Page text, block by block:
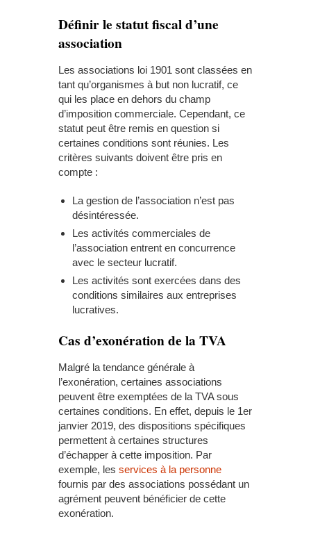
Définir le statut fiscal d’une
association
Les associations loi 1901 sont classées en
tant qu’organismes à but non lucratif, ce
qui les place en dehors du champ
d’imposition commerciale. Cependant, ce
statut peut être remis en question si
certaines conditions sont réunies. Les
critères suivants doivent être pris en
compte :
La gestion de l’association n’est pas
désintéressée.
Les activités commerciales de
l’association entrent en concurrence
avec le secteur lucratif.
Les activités sont exercées dans des
conditions similaires aux entreprises
lucratives.
Cas d’exonération de la TVA
Malgré la tendance générale à
l’exonération, certaines associations
peuvent être exemptées de la TVA sous
certaines conditions. En effet, depuis le 1er
janvier 2019, des dispositions spécifiques
permettent à certaines structures
d’échapper à cette imposition. Par
exemple, les services à la personne
fournis par des associations possédant un
agrément peuvent bénéficier de cette
exonération.